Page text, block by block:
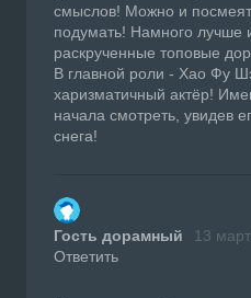
смыслов! Можно и
подумать! Намного лучше
раскрученные топовые
В главной роли - Хао Фу
харизматичный актёр!
начала смотреть, увидев
снега!
Гость дорамный
13
Ответить